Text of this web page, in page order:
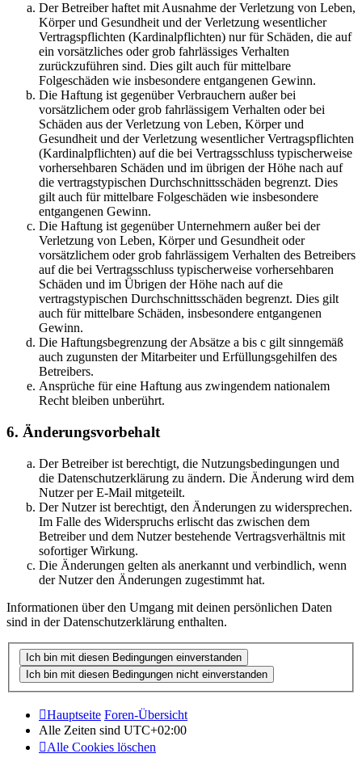
Der Betreiber haftet mit Ausnahme der Verletzung von Leben,
Körper und Gesundheit und der Verletzung wesentlicher
Vertragspflichten (Kardinalpflichten) nur für Schäden, die auf
ein vorsätzliches oder grob fahrlässiges Verhalten
zurückzuführen sind. Dies gilt auch für mittelbare
Folgeschäden wie insbesondere entgangenen Gewinn.
Die Haftung ist gegenüber Verbrauchern außer bei
vorsätzlichem oder grob fahrlässigem Verhalten oder bei
Schäden aus der Verletzung von Leben, Körper und
Gesundheit und der Verletzung wesentlicher Vertragspflichten
(Kardinalpflichten) auf die bei Vertragsschluss typischerweise
vorhersehbaren Schäden und im übrigen der Höhe nach auf
die vertragstypischen Durchschnittsschäden begrenzt. Dies
gilt auch für mittelbare Folgeschäden wie insbesondere
entgangenen Gewinn.
Die Haftung ist gegenüber Unternehmern außer bei der
Verletzung von Leben, Körper und Gesundheit oder
vorsätzlichem oder grob fahrlässigem Verhalten des Betreibers
auf die bei Vertragsschluss typischerweise vorhersehbaren
Schäden und im Übrigen der Höhe nach auf die
vertragstypischen Durchschnittsschäden begrenzt. Dies gilt
auch für mittelbare Schäden, insbesondere entgangenen
Gewinn.
Die Haftungsbegrenzung der Absätze a bis c gilt sinngemäß
auch zugunsten der Mitarbeiter und Erfüllungsgehilfen des
Betreibers.
Ansprüche für eine Haftung aus zwingendem nationalem
Recht bleiben unberührt.
6. Änderungsvorbehalt
Der Betreiber ist berechtigt, die Nutzungsbedingungen und
die Datenschutzerklärung zu ändern. Die Änderung wird dem
Nutzer per E-Mail mitgeteilt.
Der Nutzer ist berechtigt, den Änderungen zu widersprechen.
Im Falle des Widerspruchs erlischt das zwischen dem
Betreiber und dem Nutzer bestehende Vertragsverhältnis mit
sofortiger Wirkung.
Die Änderungen gelten als anerkannt und verbindlich, wenn
der Nutzer den Änderungen zugestimmt hat.
Informationen über den Umgang mit deinen persönlichen Daten
sind in der Datenschutzerklärung enthalten.
Hauptseite Foren-Übersicht
Alle Zeiten sind UTC+02:00
Alle Cookies löschen